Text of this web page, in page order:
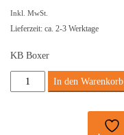
Inkl. MwSt.
Lieferzeit: ca. 2-3 Werktage
KB Boxer
In den Warenkorb